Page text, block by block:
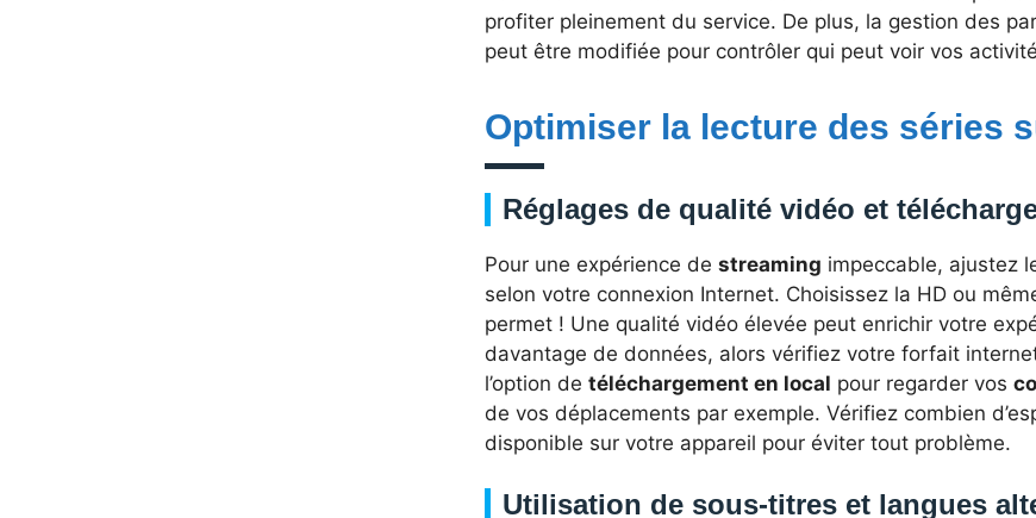
profiter pleinement du service. De plus, la gestion des
peut être modifiée pour contrôler qui peut voir vos
Optimiser la lecture des séries
Réglages de qualité vidéo et
Pour une expérience de streaming impeccable, ajustez
selon votre connexion Internet. Choisissez la HD ou
permet ! Une qualité vidéo élevée peut enrichir votre
davantage de données, alors vérifiez votre forfait
l’option de téléchargement en local pour regarder vos
de vos déplacements par exemple. Vérifiez combien
disponible sur votre appareil pour éviter tout problème.
Utilisation de sous-titres et langues